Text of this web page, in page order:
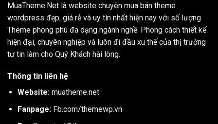
MuaTheme.Net là website chuyên mua bán theme
wordpress đẹp, giá rẻ và uy tín nhất hiện nay với số lượng
Theme phong phú đa dạng ngành nghề. Phong cách thiết kế
hiện đại, chuyên nghiệp và luôn đi đầu xu thế của thị trường
tự tin làm cho Quý Khách hài lòng.
Thông tin liên hệ
Website: muatheme.net
Fanpage: Fb.com/themewp.vn